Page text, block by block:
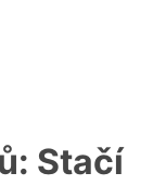
Stačí